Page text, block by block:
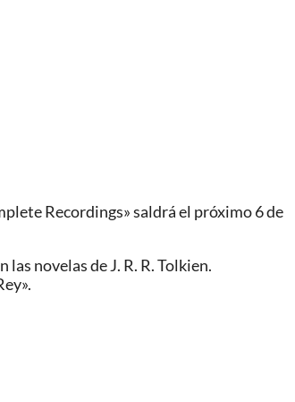
Recordings» saldrá el próximo 6 de
novelas de J. R. R. Tolkien.